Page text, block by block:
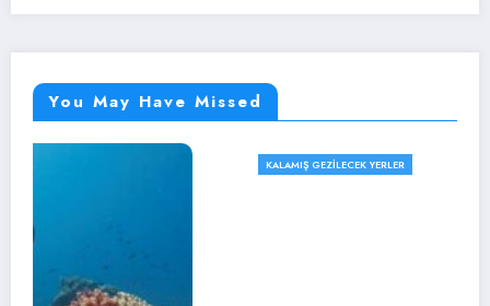
You May Have Missed